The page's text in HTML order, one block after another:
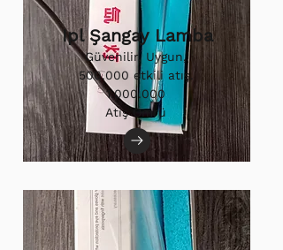
Ipl Şangay Lamba
Güvenilir, Uygun,
500.000 etkili atış.
1.000.000
Atış Ömrü